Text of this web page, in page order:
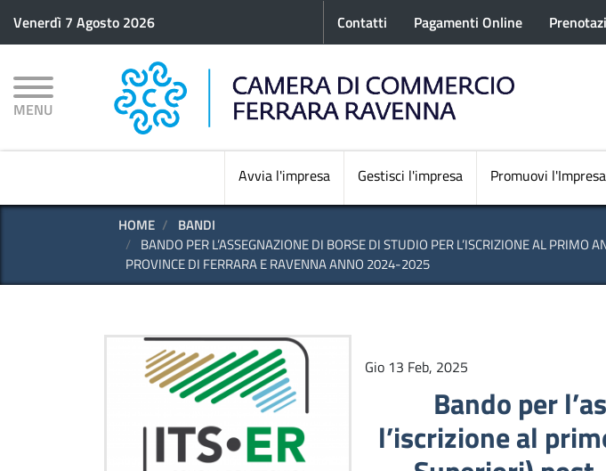
Venerdì 7 Agosto 2026 Menu profilo utente
Contatti Pagamenti Online
MENU
Avvia l'impresa Gestisci l'impresa Promuovi l'Impresa
HOME
BANDI
BANDO PER L’ASSEGNAZIONE DI BORSE DI STUDIO PER L’ISCRIZIONE AL
PROVINCE DI FERRARA E RAVENNA ANNO 2024-2025
Gio 13 Feb, 2025
Bando per
l’iscrizione al